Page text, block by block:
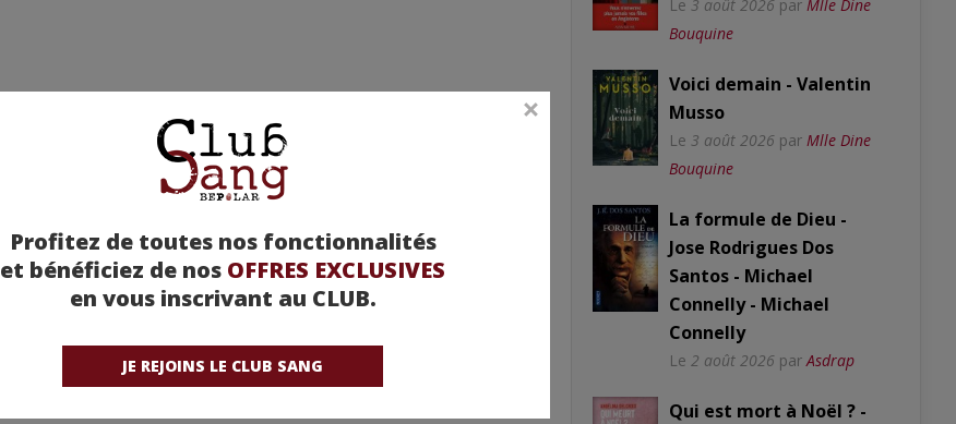
Profitez de toutes nos fonctionnalités
et bénéficiez de nos OFFRES EXCLUSIVES
en vous inscrivant au CLUB.
JE REJOINS LE CLUB SANG
Le 3 août 2026 par Mlle Dine
Bouquine
Voici demain - Valentin
Musso
Le 3 août 2026 par Mlle Dine
Bouquine
La formule de Dieu -
Jose Rodrigues Dos
Santos - Michael
Connelly - Michael
Connelly
Le 2 août 2026 par Asdrap
Qui est mort à Noël ? -